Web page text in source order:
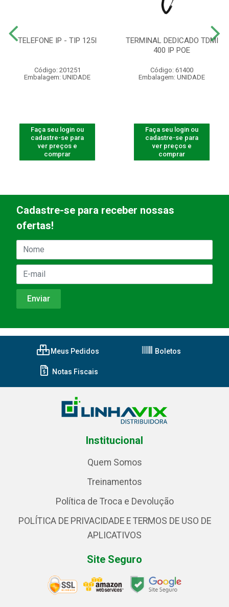
TELEFONE IP - TIP 125I
Código: 201251
Embalagem: UNIDADE
Faça seu login ou
cadastre-se para
ver preços e
comprar
TERMINAL DEDICADO TDMI
400 IP POE
Código: 61400
Embalagem: UNIDADE
Faça seu login ou
cadastre-se para
ver preços e
comprar
Cadastre-se para receber nossas
ofertas!
Meus Pedidos Boletos
Notas Fiscais
Institucional
Quem Somos
Treinamentos
Política de Troca e Devolução
POLÍTICA DE PRIVACIDADE E TERMOS DE USO DE
APLICATIVOS
Site Seguro